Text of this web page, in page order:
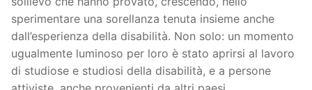
sperimentare una sorellanza tenuta insieme anche
dall’esperienza della disabilità. Non solo: un momento
ugualmente luminoso per loro è stato aprirsi al lavoro
di studiose e studiosi della disabilità, e a persone